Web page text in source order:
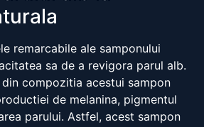
remarcabile ale samponului
sa de a revigora parul alb.
compozitia acestui sampon
de melanina, pigmentul
parului. Astfel, acest sampon